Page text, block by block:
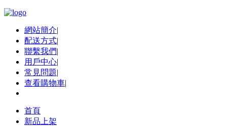
網站簡介|
配送方式|
聯繫我們|
用戶中心|
常見問題|
查看購物車|
首頁
新品上架